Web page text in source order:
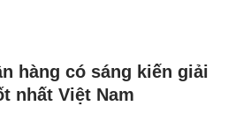
hàng có sáng kiến giải
nhất Việt Nam